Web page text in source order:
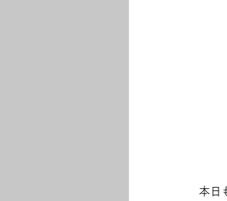
本日